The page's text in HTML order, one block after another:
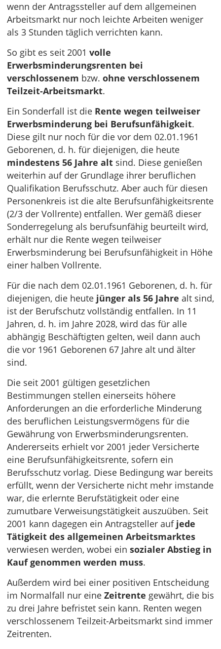
wenn der Antragssteller auf dem allgemeinen
Arbeitsmarkt nur noch leichte Arbeiten weniger
als 3 Stunden täglich verrichten kann.
So gibt es seit 2001 volle
Erwerbsminderungsrenten bei
verschlossenem bzw. ohne verschlossenem
Teilzeit-Arbeitsmarkt.
Ein Sonderfall ist die Rente wegen teilweiser
Erwerbsminderung bei Berufsunfähigkeit.
Diese gilt nur noch für die vor dem 02.01.1961
Geborenen, d. h. für diejenigen, die heute
mindestens 56 Jahre alt sind. Diese genießen
weiterhin auf der Grundlage ihrer beruflichen
Qualifikation Berufsschutz. Aber auch für diesen
Personenkreis ist die alte Berufsunfähigkeitsrente
(2/3 der Vollrente) entfallen. Wer gemäß dieser
Sonderregelung als berufsunfähig beurteilt wird,
erhält nur die Rente wegen teilweiser
Erwerbsminderung bei Berufsunfähigkeit in Höhe
einer halben Vollrente.
Für die nach dem 02.01.1961 Geborenen, d. h. für
diejenigen, die heute jünger als 56 Jahre alt sind,
ist der Berufschutz vollständig entfallen. In 11
Jahren, d. h. im Jahre 2028, wird das für alle
abhängig Beschäftigten gelten, weil dann auch
die vor 1961 Geborenen 67 Jahre alt und älter
sind.
Die seit 2001 gültigen gesetzlichen
Bestimmungen stellen einerseits höhere
Anforderungen an die erforderliche Minderung
des beruflichen Leistungsvermögens für die
Gewährung von Erwerbsminderungsrenten.
Andererseits erhielt vor 2001 jeder Versicherte
eine Berufsunfähigkeitsrente, sofern ein
Berufsschutz vorlag. Diese Bedingung war bereits
erfüllt, wenn der Versicherte nicht mehr imstande
war, die erlernte Berufstätigkeit oder eine
zumutbare Verweisungstätigkeit auszuüben. Seit
2001 kann dagegen ein Antragsteller auf jede
Tätigkeit des allgemeinen Arbeitsmarktes
verwiesen werden, wobei ein sozialer Abstieg in
Kauf genommen werden muss.
Außerdem wird bei einer positiven Entscheidung
im Normalfall nur eine Zeitrente gewährt, die bis
zu drei Jahre befristet sein kann. Renten wegen
verschlossenem Teilzeit-Arbeitsmarkt sind immer
Zeitrenten.